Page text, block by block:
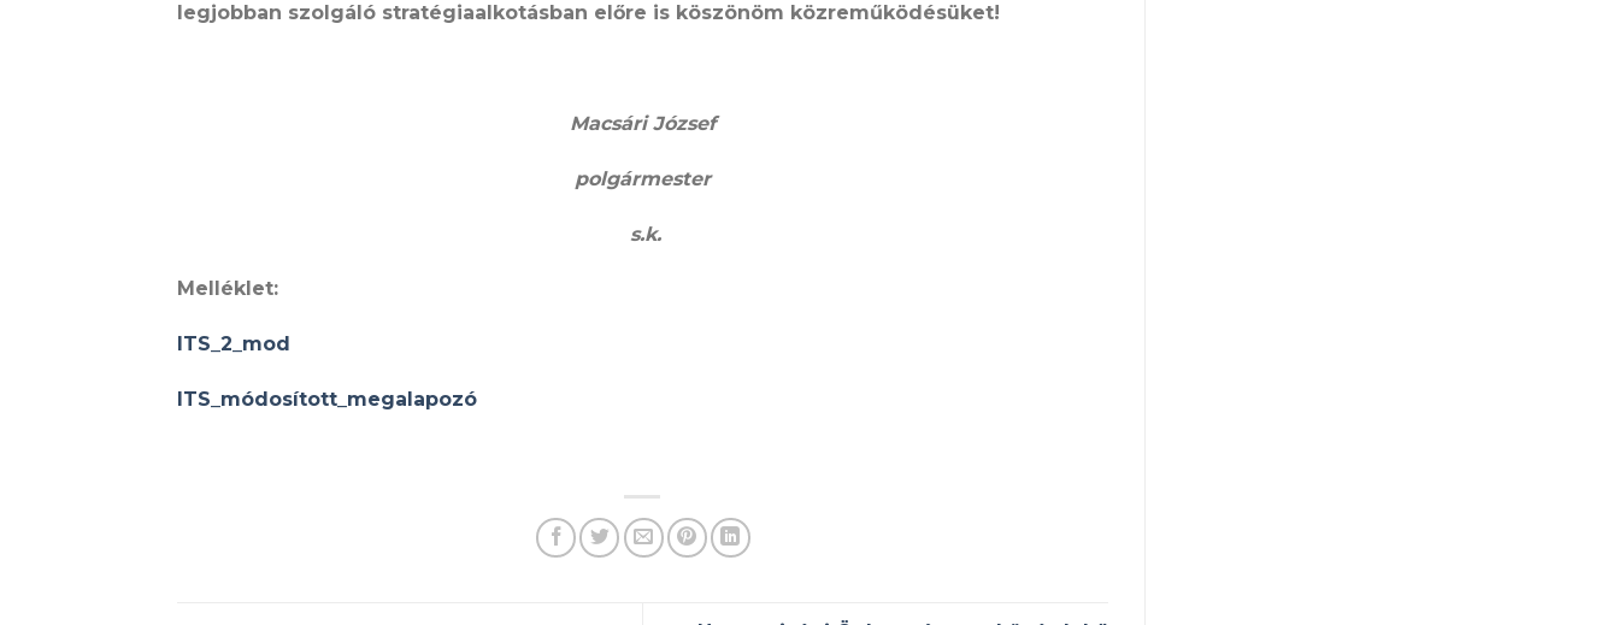
legjobban szolgáló stratégiaalkotásban előre is köszönöm közreműködésüket!
Macsári József
polgármester
s.k.
Melléklet:
ITS_2_mod
ITS_módosított_megalapozó